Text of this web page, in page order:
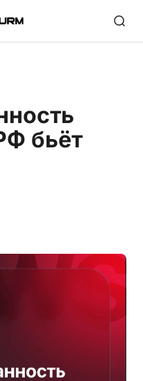
бьёт